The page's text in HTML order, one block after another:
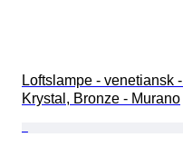
Loftslampe - venetiansk -
Krystal, Bronze - Murano